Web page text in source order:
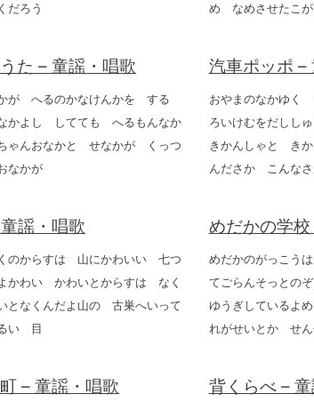
ろう
め なめさせたこが
た – 童謡・唱歌
が へるのかなけんかを する
かよし してても へるもんなか
ゃんおなかと せなかが くっつ
なかが
汽車ポッポ –
おやまのなかゆく
ろいけむをだしし
きかんしゃと き
んださか こんなさ
謡・唱歌
のからすは 山にかわいい 七つ
かわい かわいとからすは なく
となくんだよ山の 古巣へいって
い 目
めだかの学
めだかのがっこう
てごらんそっとの
ゆうぎしているよ
れがせいとか せん
– 童謡・唱歌 背くらべ –